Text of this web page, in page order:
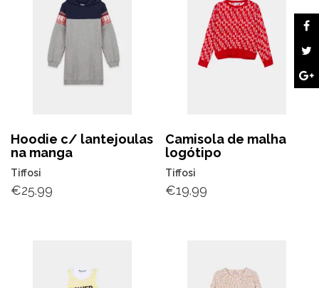
Hoodie c/ lantejoulas
na manga
Tiffosi
€25.99
Camisola de malha
logótipo
Tiffosi
€19.99